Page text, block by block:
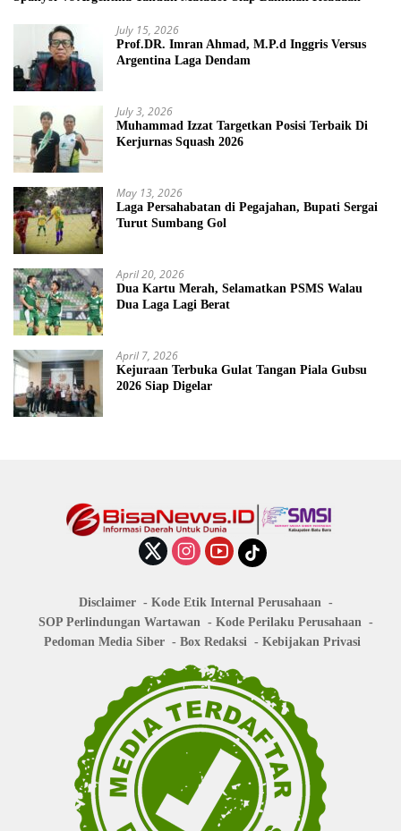
July 15, 2026
Prof.DR. Imran Ahmad, M.P.d Inggris Versus
Argentina Laga Dendam
July 3, 2026
Muhammad Izzat Targetkan Posisi Terbaik Di
Kerjurnas Squash 2026
May 13, 2026
Laga Persahabatan di Pegajahan, Bupati Sergai
Turut Sumbang Gol
April 20, 2026
Dua Kartu Merah, Selamatkan PSMS Walau
Dua Laga Lagi Berat
April 7, 2026
Kejuraan Terbuka Gulat Tangan Piala Gubsu
2026 Siap Digelar
Disclaimer
Kode Etik Internal Perusahaan
SOP Perlindungan Wartawan
Kode Perilaku Perusahaan
Pedoman Media Siber
Box Redaksi Kebijakan Privasi